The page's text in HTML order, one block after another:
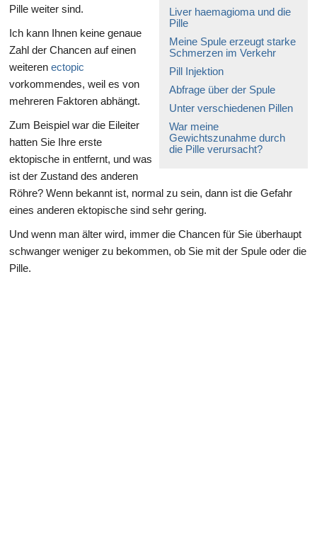
Liver haemagioma und die
Pille
Meine Spule erzeugt starke
Schmerzen im Verkehr
Pill Injektion
Abfrage über der Spule
Unter verschiedenen Pillen
War meine
Gewichtszunahme durch
die Pille verursacht?
Pille weiter sind.
Ich kann Ihnen keine genaue
Zahl der Chancen auf einen
weiteren ectopic
vorkommendes, weil es von
mehreren Faktoren abhängt.
Zum Beispiel war die Eileiter
hatten Sie Ihre erste
ektopische in entfernt, und was
ist der Zustand des anderen
Röhre? Wenn bekannt ist, normal zu sein, dann ist die Gefahr
eines anderen ektopische sind sehr gering.
Und wenn man älter wird, immer die Chancen für Sie überhaupt
schwanger weniger zu bekommen, ob Sie mit der Spule oder die
Pille.